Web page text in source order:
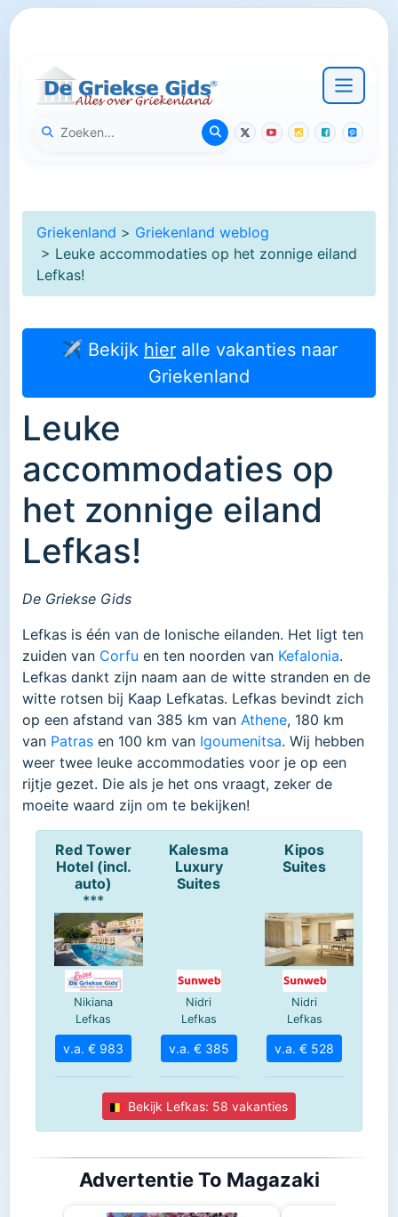
Griekenland > Griekenland weblog
> Leuke accommodaties op het zonnige eiland
Lefkas!
✈ Bekijk hier alle vakanties naar
Griekenland
Leuke
accommodaties op
het zonnige eiland
Lefkas!
De Griekse Gids
Lefkas is één van de Ionische eilanden. Het ligt ten
zuiden van Corfu en ten noorden van Kefalonia.
Lefkas dankt zijn naam aan de witte stranden en de
witte rotsen bij Kaap Lefkatas. Lefkas bevindt zich
op een afstand van 385 km van Athene, 180 km
van Patras en 100 km van Igoumenitsa. Wij hebben
weer twee leuke accommodaties voor je op een
rijtje gezet. Die als je het ons vraagt, zeker de
moeite waard zijn om te bekijken!
Advertentie To Magazaki